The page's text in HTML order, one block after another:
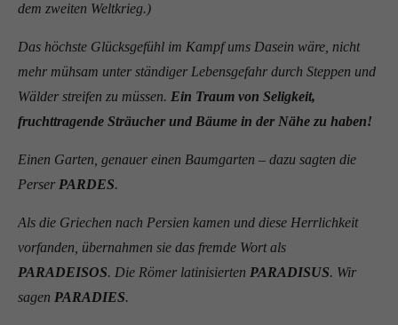
dem zweiten Weltkrieg.)
Das höchste Glücksgefühl im Kampf ums Dasein wäre, nicht
mehr mühsam unter ständiger Lebensgefahr durch Steppen und
Wälder streifen zu müssen. Ein Traum von Seligkeit,
fruchttragende Sträucher und Bäume in der Nähe zu haben!
Einen Garten, genauer einen Baumgarten – dazu sagten die
Perser PARDES.
Als die Griechen nach Persien kamen und diese Herrlichkeit
vorfanden, übernahmen sie das fremde Wort als
PARADEISOS. Die Römer latinisierten PARADISUS. Wir
sagen PARADIES.